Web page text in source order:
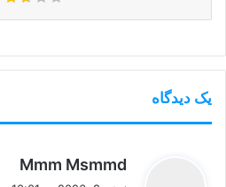
یک دیدگاه
Mmm Msmmd